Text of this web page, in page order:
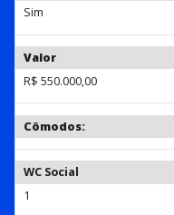
Sim
Valor
R$ 550.000,00
Cômodos:
WC Social
1